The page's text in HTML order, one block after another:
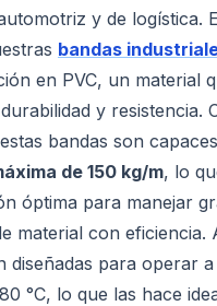
y de logística.
bandas
en PVC, un material
y resistencia.
bandas son
de 150 kg/m, lo
óptima para manejar
material con eficiencia.
diseñadas para operar
°C, lo que las hace